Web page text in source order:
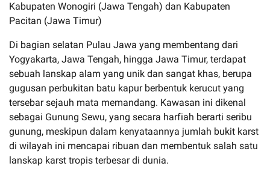
Kabupaten Wonogiri (Jawa Tengah) dan Kabupaten
Pacitan (Jawa Timur)
Di bagian selatan Pulau Jawa yang membentang dari
Yogyakarta, Jawa Tengah, hingga Jawa Timur, terdapat
sebuah lanskap alam yang unik dan sangat khas, berupa
gugusan perbukitan batu kapur berbentuk kerucut yang
tersebar sejauh mata memandang. Kawasan ini dikenal
sebagai Gunung Sewu, yang secara harfiah berarti seribu
gunung, meskipun dalam kenyataannya jumlah bukit karst
di wilayah ini mencapai ribuan dan membentuk salah satu
lanskap karst tropis terbesar di dunia.